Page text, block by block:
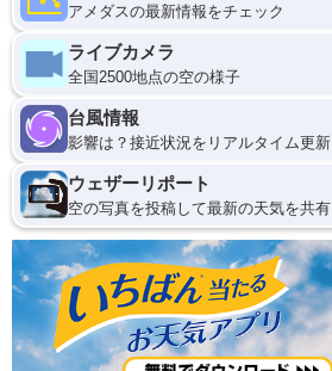
アメダスの最新情報をチェック
ライブカメラ
全国2500地点の空の様子
台風情報
影響は？接近状況をリアルタイム更新
ウェザーリポート
空の写真を投稿して最新の天気を共有